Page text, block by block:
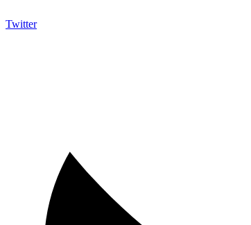
Twitter